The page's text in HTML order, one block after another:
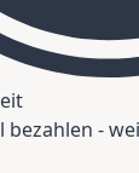
bezahlen -